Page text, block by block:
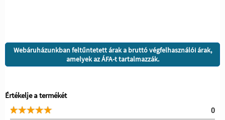
Webáruházunkban feltűntetett árak a bruttó végfelhasználói árak,
amelyek az ÁFA-t tartalmazzák.
Értékelje a termékét
0